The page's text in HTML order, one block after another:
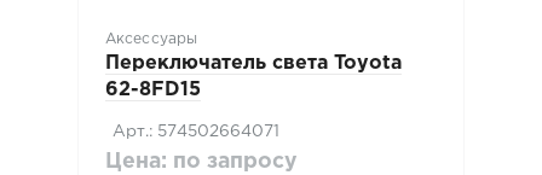
Аксессуары
Переключатель света Toyota
62-8FD15
Арт.: 574502664071
Цена: по запросу